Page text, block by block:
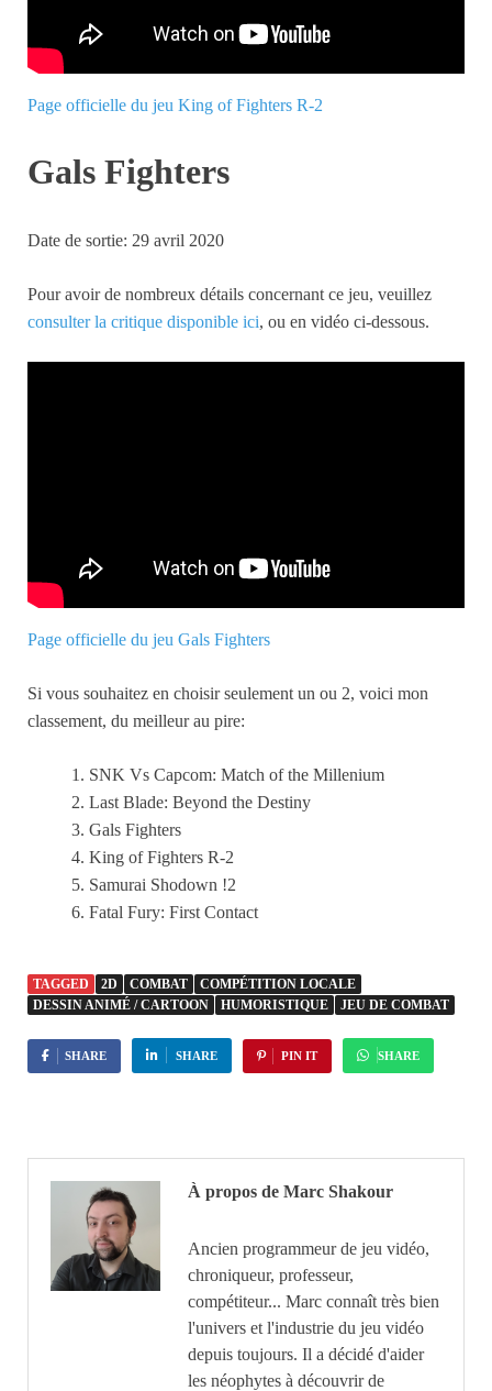
Page officielle du jeu King of Fighters R-2
Gals Fighters
Date de sortie: 29 avril 2020
Pour avoir de nombreux détails concernant ce jeu, veuillez
consulter la critique disponible ici, ou en vidéo ci-dessous.
Page officielle du jeu Gals Fighters
Si vous souhaitez en choisir seulement un ou 2, voici mon
classement, du meilleur au pire:
SNK Vs Capcom: Match of the Millenium
Last Blade: Beyond the Destiny
Gals Fighters
King of Fighters R-2
Samurai Shodown !2
Fatal Fury: First Contact
TAGGED 2D COMBAT
COMPÉTITION LOCALE
DESSIN ANIMÉ / CARTOON
HUMORISTIQUE JEU DE COMBAT
SHARE SHARE PIN IT SHARE
À propos de Marc Shakour
Ancien programmeur de jeu vidéo,
chroniqueur, professeur,
compétiteur... Marc connaît très bien
l'univers et l'industrie du jeu vidéo
depuis toujours. Il a décidé d'aider
les néophytes à découvrir de